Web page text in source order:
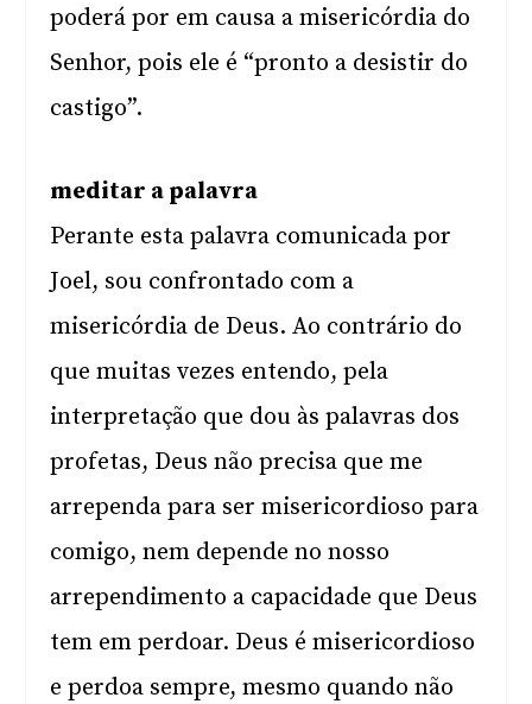
poderá por em causa a misericórdia do
Senhor, pois ele é “pronto a desistir do
castigo”.
meditar a palavra
Perante esta palavra comunicada por
Joel, sou confrontado com a
misericórdia de Deus. Ao contrário do
que muitas vezes entendo, pela
interpretação que dou às palavras dos
profetas, Deus não precisa que me
arrependa para ser misericordioso para
comigo, nem depende no nosso
arrependimento a capacidade que Deus
tem em perdoar. Deus é misericordioso
e perdoa sempre, mesmo quando não